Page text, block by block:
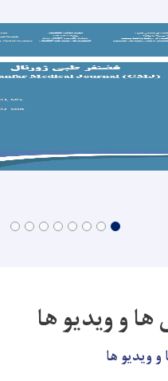
و ویدیو ها
ویدیو ها